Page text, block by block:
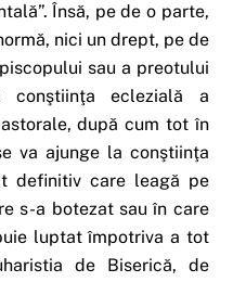
Însă, pe de o parte,
nici un drept, pe de
sau a preotului
conştiinţa eclezială a
după cum tot în
va ajunge la conştiinţa
definitiv care leagă pe
s-a botezat sau în care
luptat împotriva a tot
de Biserică, de